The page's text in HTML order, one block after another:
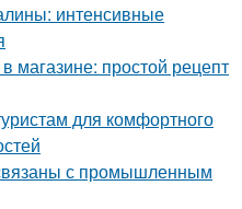
интенсивные
магазине: простой рецепт
для комфортного
с промышленным